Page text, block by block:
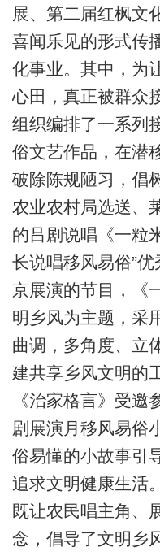
展、第二届红枫文
喜闻乐见的形式传
化事业。其中，为
心田，真正被群众
组织编排了一系列
俗文艺作品，在潜
破除陈规陋习，倡
农业农村局选送、
的吕剧说唱《一粒
长说唱移风易俗”
京展演的节目，《
明乡风为主题，采
曲调，多角度、立
建共享乡风文明的
《治家格言》受邀
剧展演月移风易俗
俗易懂的小故事引
追求文明健康生活
既让农民唱主角、
念，倡导了文明乡